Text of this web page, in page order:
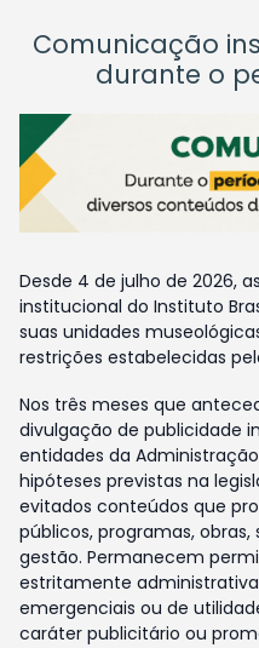
Comunicação
durante o
Desde 4 de julho de 2026,
institucional do Instituto
suas unidades
restrições estabelecidas
Nos três meses que
divulgação de publicidade
entidades da
hipóteses previstas na
evitados conteúdos que
públicos, programas,
gestão. Permanecem
estritamente
emergenciais ou de
caráter publicitário ou